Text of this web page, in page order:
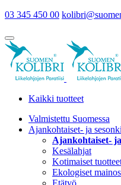
03 345 450 00
Kaikki tuotteet
Valmistettu Suomessa
Ajankohtaiset- ja
Ajankohtaiset-
Kesälahjat
Kotimaiset
Ekologiset
Etätyö